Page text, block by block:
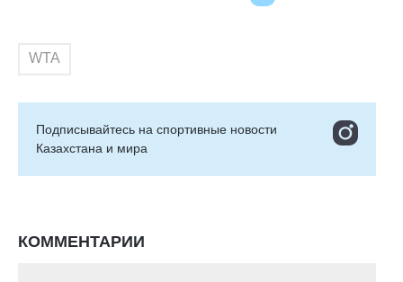
WTA
Подписывайтесь на cпортивные новости
Казахстана и мира
КОММЕНТАРИИ